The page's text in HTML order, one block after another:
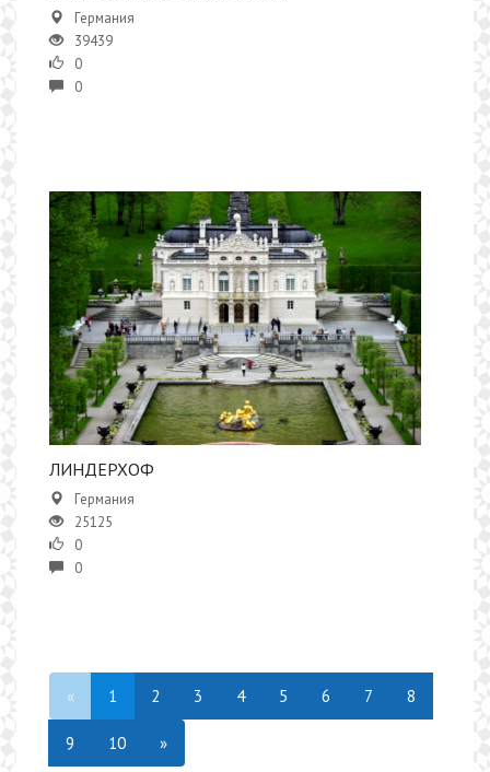
Германия
39439
0
0
ЛИНДЕРХОФ
Германия
25125
0
0
« 1 2 3 4 5 6 7 8
9 10 »